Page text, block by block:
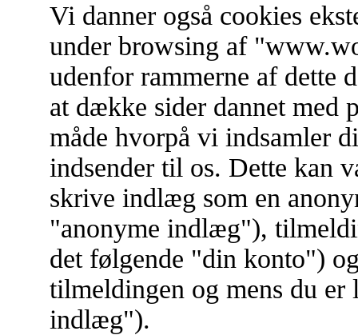
Vi danner også cookies
under browsing af
udenfor rammerne af dette
at dække sider dannet med
måde hvorpå vi indsamler
indsender til os. Dette kan
skrive indlæg som en
"anonyme indlæg"),
det følgende "din konto")
tilmeldingen og mens du
indlæg").